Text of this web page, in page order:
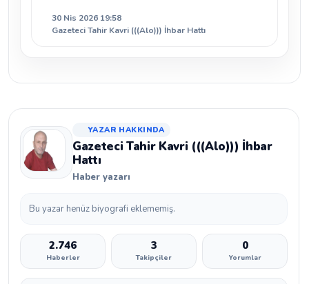
30 Nis 2026 19:58
Gazeteci Tahir Kavri (((Alo))) İhbar Hattı
YAZAR HAKKINDA
Gazeteci Tahir Kavri (((Alo))) İhbar
Hattı
Haber yazarı
Bu yazar henüz biyografi eklememiş.
2.746
Haberler
3
Takipçiler
0
Yorumlar